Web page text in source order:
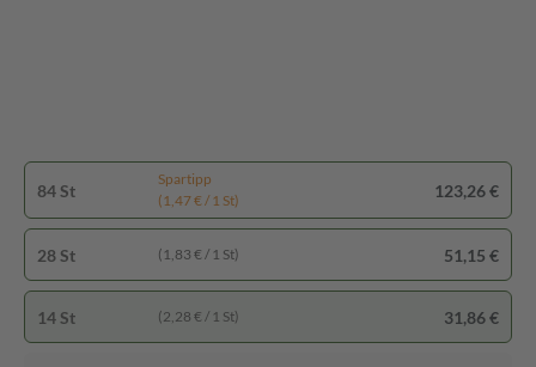
84 St
Spartipp
(1,47 € / 1 St)
123,26 €
28 St (1,83 € / 1 St) 51,15 €
14 St (2,28 € / 1 St) 31,86 €